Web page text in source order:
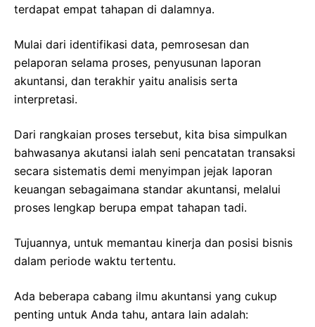
terdapat empat tahapan di dalamnya.
Mulai dari identifikasi data, pemrosesan dan
pelaporan selama proses, penyusunan laporan
akuntansi, dan terakhir yaitu analisis serta
interpretasi.
Dari rangkaian proses tersebut, kita bisa simpulkan
bahwasanya akutansi ialah seni pencatatan transaksi
secara sistematis demi menyimpan jejak laporan
keuangan sebagaimana standar akuntansi, melalui
proses lengkap berupa empat tahapan tadi.
Tujuannya, untuk memantau kinerja dan posisi bisnis
dalam periode waktu tertentu.
Ada beberapa cabang ilmu akuntansi yang cukup
penting untuk Anda tahu, antara lain adalah: